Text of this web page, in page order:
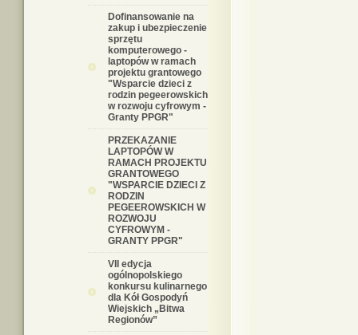
Dofinansowanie na
zakup i ubezpieczenie
sprzętu
komputerowego -
laptopów w ramach
projektu grantowego
"Wsparcie dzieci z
rodzin pegeerowskich
w rozwoju cyfrowym -
Granty PPGR"
PRZEKAZANIE
LAPTOPÓW W
RAMACH PROJEKTU
GRANTOWEGO
"WSPARCIE DZIECI Z
RODZIN
PEGEEROWSKICH W
ROZWOJU
CYFROWYM -
GRANTY PPGR"
VII edycja
ogólnopolskiego
konkursu kulinarnego
dla Kół Gospodyń
Wiejskich „Bitwa
Regionów”